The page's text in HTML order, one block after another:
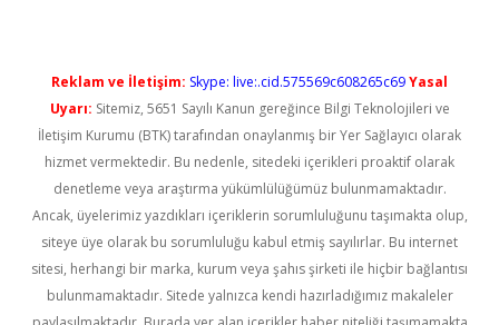
Reklam ve İletişim: Skype: live:.cid.575569c608265c69Yasal
Uyarı: Sitemiz, 5651 Sayılı Kanun gereğince Bilgi Teknolojileri ve
İletişim Kurumu (BTK) tarafından onaylanmış bir Yer Sağlayıcı olarak
hizmet vermektedir. Bu nedenle, sitedeki içerikleri proaktif olarak
denetleme veya araştırma yükümlülüğümüz bulunmamaktadır.
Ancak, üyelerimiz yazdıkları içeriklerin sorumluluğunu taşımakta olup,
siteye üye olarak bu sorumluluğu kabul etmiş sayılırlar. Bu internet
sitesi, herhangi bir marka, kurum veya şahıs şirketi ile hiçbir bağlantısı
bulunmamaktadır. Sitede yalnızca kendi hazırladığımız makaleler